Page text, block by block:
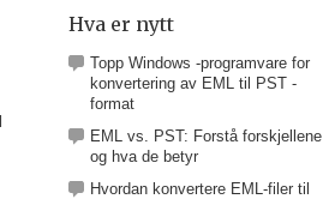
Hva er nytt
Topp Windows -programvare for
konvertering av EML til PST -
format
EML vs. PST: Forstå forskjellene
og hva de betyr
Hvordan konvertere EML-filer til